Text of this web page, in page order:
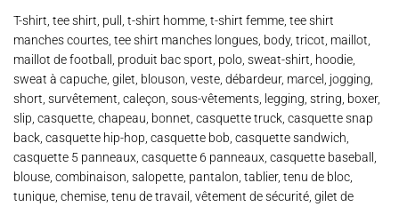
T-shirt, tee shirt, pull, t-shirt homme, t-shirt femme, tee shirt
manches courtes, tee shirt manches longues, body, tricot, maillot,
maillot de football, produit bac sport, polo, sweat-shirt, hoodie,
sweat à capuche, gilet, blouson, veste, débardeur, marcel, jogging,
short, survêtement, caleçon, sous-vêtements, legging, string, boxer,
slip, casquette, chapeau, bonnet, casquette truck, casquette snap
back, casquette hip-hop, casquette bob, casquette sandwich,
casquette 5 panneaux, casquette 6 panneaux, casquette baseball,
blouse, combinaison, salopette, pantalon, tablier, tenu de bloc,
tunique, chemise, tenu de travail, vêtement de sécurité, gilet de